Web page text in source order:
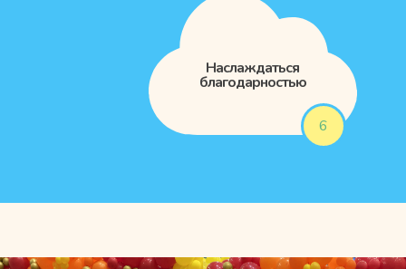
6
Наслаждаться
благодарностью